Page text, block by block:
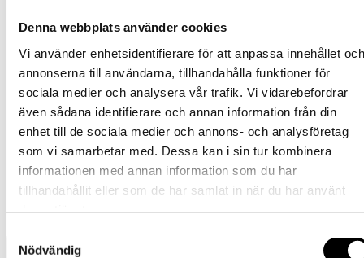
Denna webbplats använder cookies
Vi använder enhetsidentifierare för att anpassa innehållet och
annonserna till användarna, tillhandahålla funktioner för
sociala medier och analysera vår trafik. Vi vidarebefordrar
även sådana identifierare och annan information från din
enhet till de sociala medier och annons- och analysföretag
som vi samarbetar med. Dessa kan i sin tur kombinera
informationen med annan information som du har
tillhandahållit eller som de har samlat in när du har använt
Nödvändig
olika
alternativen
kan
väljas
på
produktsidan
här
produkten
har
flera
varianter.
olika
alternativen
kan
väljas
på
produktsidan
Barn
Ulloverall i Merinoull – Grön
1095kr inkl. moms Välj alternativDen
här
produkten
har
flera
varianter.
olika
Barn
Ulloverall i Merinoull – Rosa
1095kr inkl. moms Välj alternativDen